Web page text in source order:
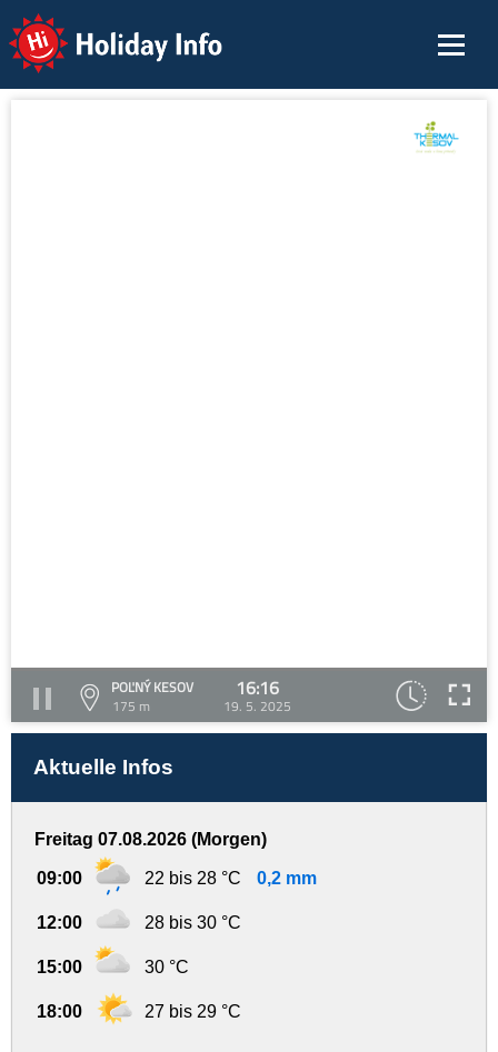
Holiday Info
POĽNÝ KESOV
175 m
16:16
19. 5. 2025
Aktuelle Infos
Freitag 07.08.2026 (Morgen)
09:00 22 bis 28 °C 0,2 mm
12:00 28 bis 30 °C
15:00 30 °C
18:00 27 bis 29 °C